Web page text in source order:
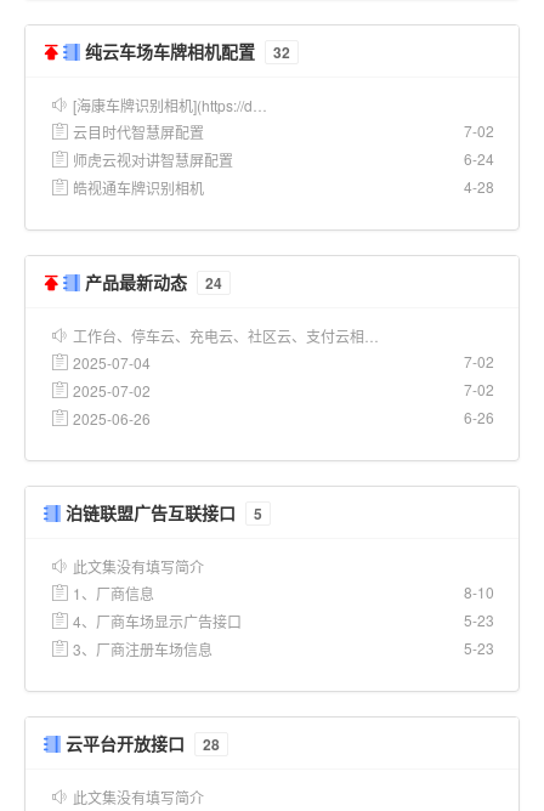
纯云车场车牌相机配置 32
[海康车牌识别相机](https://d…
云目时代智慧屏配置
7-02
师虎云视对讲智慧屏配置
6-24
皓视通车牌识别相机
4-28
产品最新动态 24
工作台、停车云、充电云、社区云、支付云相…
2025-07-04
7-02
2025-07-02
7-02
2025-06-26
6-26
泊链联盟广告互联接口 5
此文集没有填写简介
1、厂商信息
8-10
4、厂商车场显示广告接口
5-23
3、厂商注册车场信息
5-23
云平台开放接口 28
此文集没有填写简介